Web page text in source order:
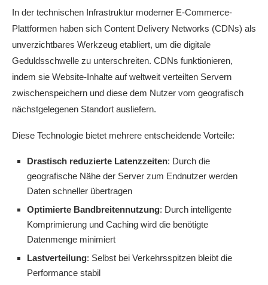
In der technischen Infrastruktur moderner E-Commerce-
Plattformen haben sich Content Delivery Networks (CDNs) als
unverzichtbares Werkzeug etabliert, um die digitale
Geduldsschwelle zu unterschreiten. CDNs funktionieren,
indem sie Website-Inhalte auf weltweit verteilten Servern
zwischenspeichern und diese dem Nutzer vom geografisch
nächstgelegenen Standort ausliefern.
Diese Technologie bietet mehrere entscheidende Vorteile:
Drastisch reduzierte Latenzzeiten: Durch die
geografische Nähe der Server zum Endnutzer werden
Daten schneller übertragen
Optimierte Bandbreitennutzung: Durch intelligente
Komprimierung und Caching wird die benötigte
Datenmenge minimiert
Lastverteilung: Selbst bei Verkehrsspitzen bleibt die
Performance stabil